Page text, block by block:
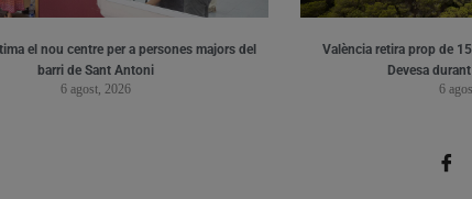
el nou centre per a persones majors del
barri de Sant Antoni
6 agost, 2026
València retira prop de
Devesa
6